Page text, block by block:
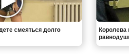
смеяться долго
Королева